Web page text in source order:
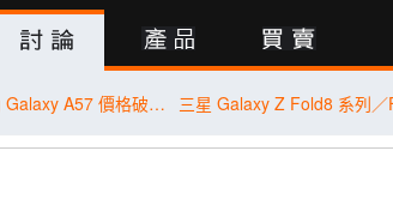
【米可促銷】Samsung Galaxy A57 價格破盤！米可手機館限時 $13,890 (8/4~8/6)